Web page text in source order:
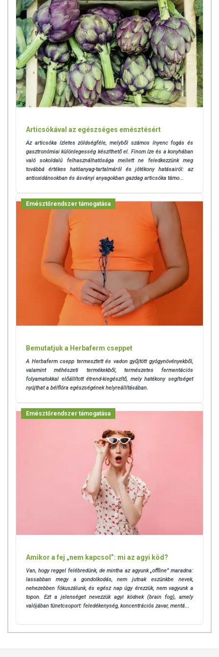
részletekért kattints az alábbi linkre!
Myrobalan Full Body Detox - 30 napos kúra
ÖSSZETEVŐK
1. LivR kapszula:Indiai egres, Kínai kúszómagnolia, Sárga
mirobalán, Gyermekláncfű, Kurkuma, Máriatövis, Articsóka,
Hibiszkusz, Mezei katángkóró, Sáfrányos szeklice, Édesgyökér,
Gyömbér, Kardamom, Körömvirág, cellulóz (kapszula).
2. Lympid kapszula:Ázsiai gázló, Kínai csüdfű, Lapacho,
Gyömbér, Indiai bazsalikom, Indiai tömjénfa, Sárga mirobalán, Vörös
TOVÁBBI TUDNIVALÓK
Minőségét megőrzi:Lásd a csomagoláson feltüntetett időpontot.
Tárolás:Száraz, sötét, hűvös helyen.
Articsókával az egészséges emésztésért
Az articsóka ízletes zöldségféle, melyből számos ínyenc fogás és
gasztronómiai különlegesség készíthető el. Finom íze és a konyhában
való sokoldalú felhasználhatósága mellett ne feledkezzünk meg
továbbá értékes hatóanyag-tartalmáról és jótékony hatásairól: az
antioxidánsokban és ásványi anyagokban gazdag articsóka támo...
Emésztőrendszer támogatása
Bemutatjuk a Herbaferm cseppet
A Herbaferm csepp termesztett és vadon gyűjtött gyógynövényekből,
valamint méhészeti termékekből, természetes fermentációs
folyamatokkal előállított étrend-kiegészítő, mely hatékony segítséget
nyújthat a bélflóra egészségének helyreállításában.
Emésztőrendszer támogatása
Amikor a fej „nem kapcsol”: mi az agyi köd?
Van, hogy reggel felébredünk, de mintha az agyunk „offline” maradna:
lassabban megy a gondolkodás, nem jutnak eszünkbe nevek,
nehezebben fókuszálunk, és egész nap úgy érezzük, nem vagyunk a
topon. Ezt a jelenséget nevezzük agyi ködnek (brain fog), amely
valójában tünetcsoport: feledékenység, koncentrációs zavar, mentá...